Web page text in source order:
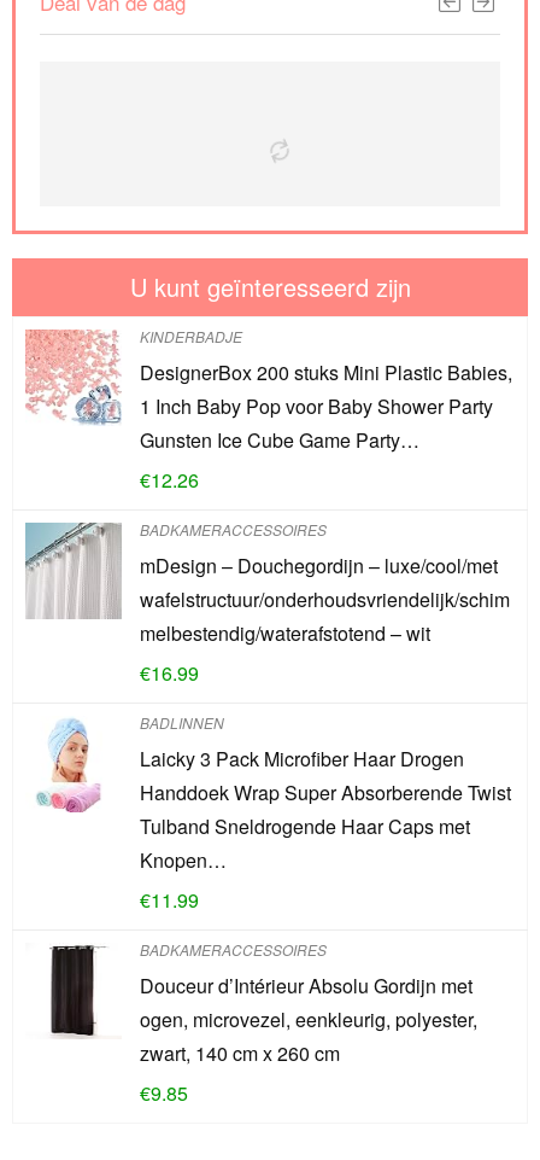
U kunt geïnteresseerd zijn
KINDERBADJE
DesignerBox 200 stuks Mini Plastic Babies,
1 Inch Baby Pop voor Baby Shower Party
Gunsten Ice Cube Game Party…
€12.26
BADKAMERACCESSOIRES
mDesign – Douchegordijn – luxe/cool/met
wafelstructuur/onderhoudsvriendelijk/schim
melbestendig/waterafstotend – wit
€16.99
BADLINNEN
Laicky 3 Pack Microfiber Haar Drogen
Handdoek Wrap Super Absorberende Twist
Tulband Sneldrogende Haar Caps met
Knopen…
€11.99
BADKAMERACCESSOIRES
Douceur d’Intérieur Absolu Gordijn met
ogen, microvezel, eenkleurig, polyester,
zwart, 140 cm x 260 cm
€9.85